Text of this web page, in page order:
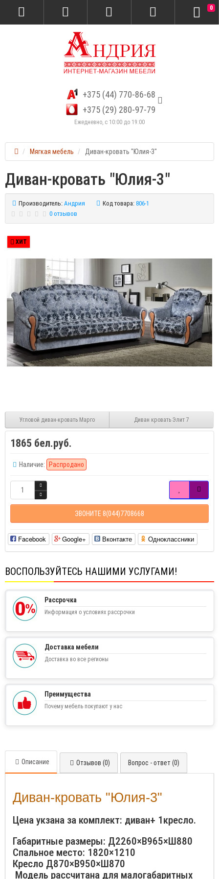
+375 (44) 770-86-68
+375 (29) 280-97-79
Ежедневно, с 10:00 до 19:00
0
Мягкая мебель Диван-кровать "Юлия-3"
Диван-кровать "Юлия-3"
Производитель: Андрия Код товара: 806-1
0 отзывов
ХИТ
Угловой диван-кровать Марго Диван кровать Элит 7
1865 бел.руб.
Наличие: Распродано
ЗВОНИТЕ 8(044)7708668
Facebook Google+ Вконтакте Одноклассники
ВОСПОЛЬЗУЙТЕСЬ НАШИМИ УСЛУГАМИ!
Рассрочка
Информация о условиях рассрочки
Доставка мебели
Доставка во все регионы
Преимущества
Почему мебель покупают у нас
Описание Отзывов (0) Вопрос - ответ (0)
Диван-кровать "Юлия-3"
Цена укзана за комплект: диван+ 1кресло.
Габаритные размеры: Д2260×В965×Ш880
Спальное место: 1820×1210
Кресло Д870×В950×Ш870
Модель рассчитана для малогабаритных